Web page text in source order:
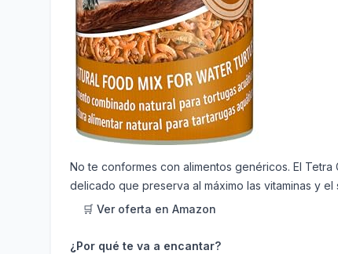
No te conformes con alimentos genéricos. El
delicado que preserva al máximo las vitaminas y
🛒 Ver oferta en Amazon
¿Por qué te va a encantar?